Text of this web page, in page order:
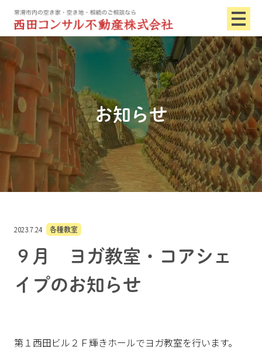
お知らせ
2023.7.24 各種教室
９月 ヨガ教室・コアシェ
イプのお知らせ
第１西田ビル２Ｆ輝きホールでヨガ教室を行います。